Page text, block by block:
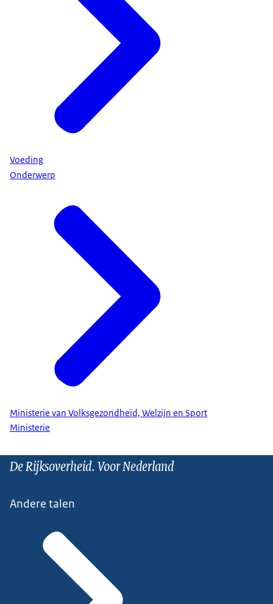
Voeding
Onderwerp
Ministerie van Volksgezondheid, Welzijn en Sport
Ministerie
De Rijksoverheid. Voor Nederland
Andere talen